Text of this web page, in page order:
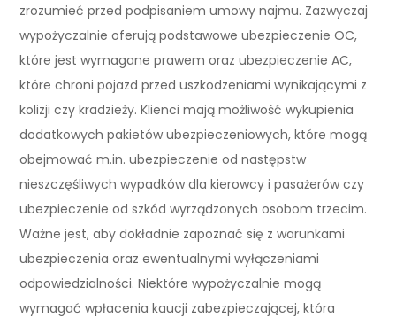
zrozumieć przed podpisaniem umowy najmu. Zazwyczaj
wypożyczalnie oferują podstawowe ubezpieczenie OC,
które jest wymagane prawem oraz ubezpieczenie AC,
które chroni pojazd przed uszkodzeniami wynikającymi z
kolizji czy kradzieży. Klienci mają możliwość wykupienia
dodatkowych pakietów ubezpieczeniowych, które mogą
obejmować m.in. ubezpieczenie od następstw
nieszczęśliwych wypadków dla kierowcy i pasażerów czy
ubezpieczenie od szkód wyrządzonych osobom trzecim.
Ważne jest, aby dokładnie zapoznać się z warunkami
ubezpieczenia oraz ewentualnymi wyłączeniami
odpowiedzialności. Niektóre wypożyczalnie mogą
wymagać wpłacenia kaucji zabezpieczającej, która